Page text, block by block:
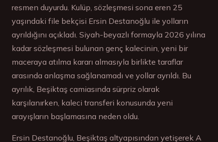
resmen duyurdu. Kulüp, sözleşmesi sona eren 25
yaşındaki file bekçisi Ersin Destanoğlu ile yolların
ayrıldığını açıkladı. Siyah-beyazlı formayla 2026 yılına
kadar sözleşmesi bulunan genç kalecinin, yeni bir
maceraya atılma kararı almasıyla birlikte taraflar
arasında anlaşma sağlanamadı ve yollar ayrıldı. Bu
ayrılık, Beşiktaş camiasında sürpriz olarak
karşılanırken, kaleci transferi konusunda yeni
arayışların başlamasına neden oldu.
Ersin Destanoğlu, Beşiktaş altyapısından yetişerek A